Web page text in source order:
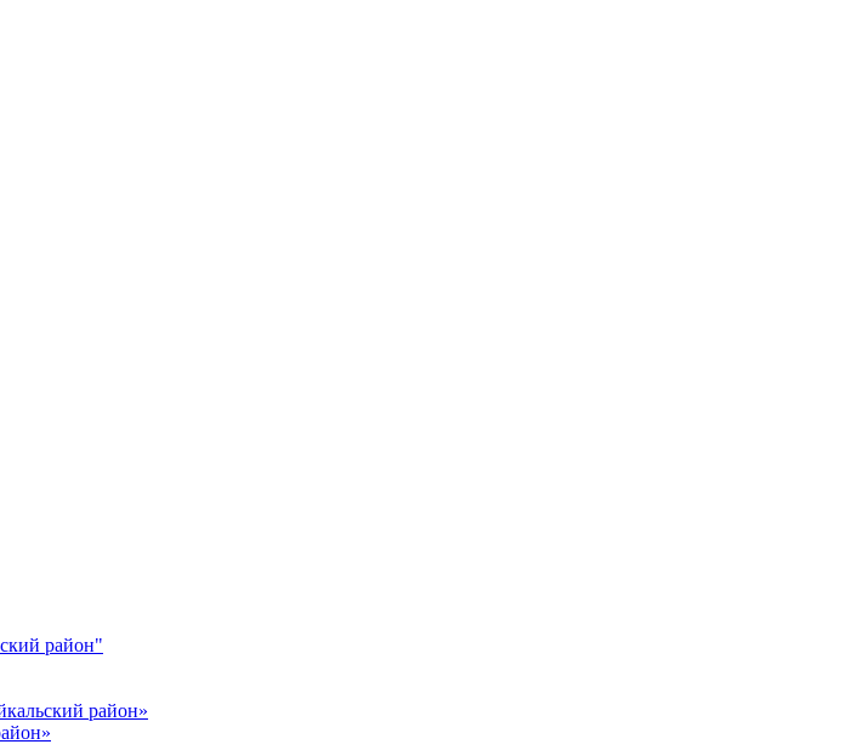
район"
район»